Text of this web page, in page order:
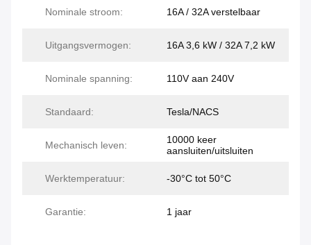
Nominale stroom: 16A / 32A verstelbaar
Uitgangsvermogen: 16A 3,6 kW / 32A 7,2 kW
Nominale spanning: 110V aan 240V
Standaard: Tesla/NACS
Mechanisch leven:
10000 keer
aansluiten/uitsluiten
Werktemperatuur: -30°C tot 50°C
Garantie: 1 jaar